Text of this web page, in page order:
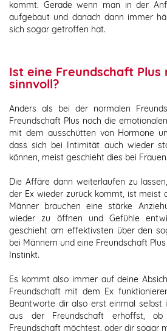
kommt. Gerade wenn man in der
aufgebaut und danach dann immer
sich sogar getroffen hat.
Ist eine Freundschaft Plus
sinnvoll?
Anders als bei der normalen
Freundschaft Plus noch die
mit dem ausschütten von Hormone
dass sich bei Intimität auch wieder
können, meist geschieht dies bei Frauen.
Die Affäre dann weiterlaufen zu
der Ex wieder zurück kommt, ist meist
Männer brauchen eine stärke
wieder zu öffnen und Gefühle
geschieht am effektivsten über den
bei Männern und eine Freundschaft
Instinkt.
Es kommt also immer auf deine
Freundschaft mit dem Ex
Beantworte dir also erst einmal selbst
aus der Freundschaft erhoffst,
Freundschaft möchtest, oder dir sogar